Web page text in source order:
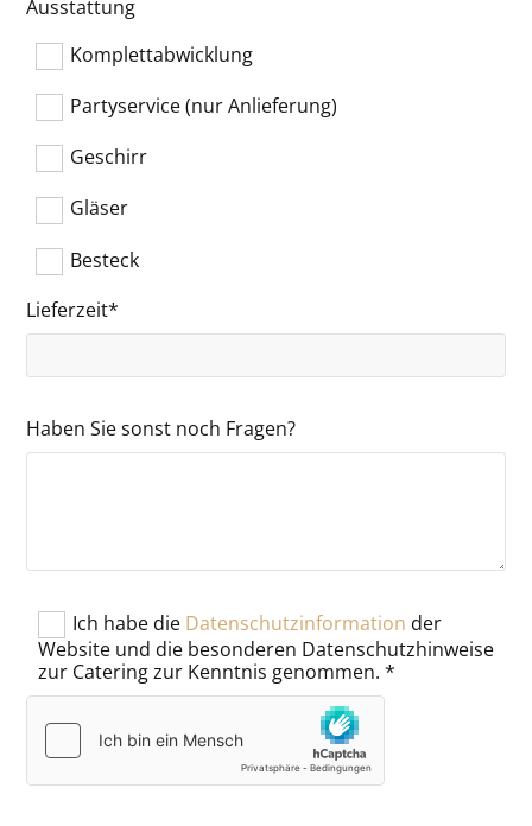
Ausstattung
Komplettabwicklung
Partyservice (nur Anlieferung)
Geschirr
Gläser
Besteck
Lieferzeit*
Haben Sie sonst noch Fragen?
Ich habe die Datenschutzinformation der
Website und die besonderen Datenschutzhinweise
zur Catering zur Kenntnis genommen. *